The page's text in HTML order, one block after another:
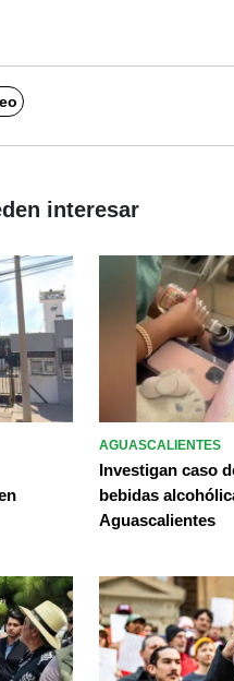
interesar
AGUASCALIENTES
Investigan caso
bebidas
Aguascalientes